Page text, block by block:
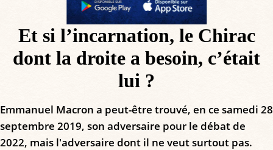
Et si l’incarnation, le Chirac
dont la droite a besoin, c’était
lui ?
Emmanuel Macron a peut-être trouvé, en ce samedi 28
septembre 2019, son adversaire pour le débat de
2022, mais l'adversaire dont il ne veut surtout pas.